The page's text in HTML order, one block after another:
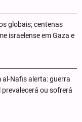
globais; centenas
israelense em Gaza e
al-Nafis alerta: guerra
ou sofrerá